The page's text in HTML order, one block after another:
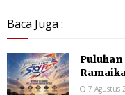
Baca Juga :
7 Agustus